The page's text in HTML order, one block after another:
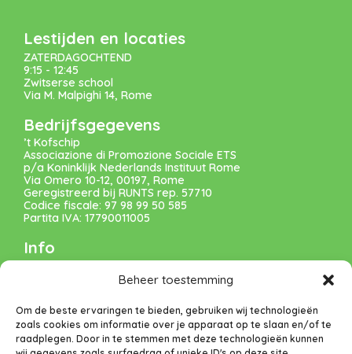
Beheer toestemming
Om de beste ervaringen te bieden, gebruiken wij technologieën
zoals cookies om informatie over je apparaat op te slaan en/of te
raadplegen. Door in te stemmen met deze technologieën kunnen
Lestijden en locaties
ZATERDAGOCHTEND
9:15 - 12:45
Zwitserse school
Via M. Malpighi 14, Rome
Bedrijfsgegevens
’t Kofschip
Associazione di Promozione Sociale ETS
p/a Koninklijk Nederlands Instituut Rome
Via Omero 10-12, 00197, Rome
Geregistreerd bij RUNTS rep. 57710
Codice fiscale: 97 98 99 50 585
Partita IVA: 17790011005
Info
DONEREN